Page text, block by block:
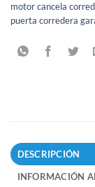
motor cancela
puerta corredera
DESCRIPCIÓN
INFORMACIÓN